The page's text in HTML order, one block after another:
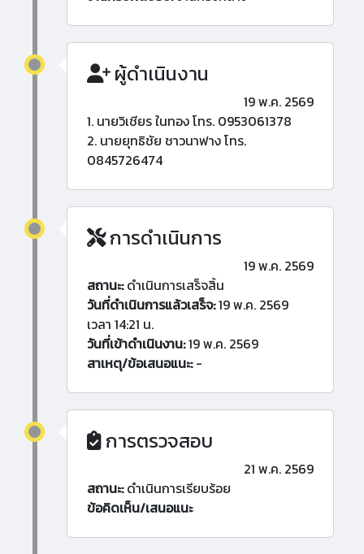
ผู้ดำเนินงาน
19 พ.ค. 2569
1. นายวิเชียร ในทอง โทร. 0953061378
2. นายยุทธิชัย ชาวนาฟาง โทร.
0845726474
การดำเนินการ
19 พ.ค. 2569
สถานะ:ดำเนินการเสร็จสิ้น
วันที่ดำเนินการแล้วเสร็จ:19 พ.ค. 2569
เวลา 14:21 น.
วันที่เข้าดำเนินงาน:19 พ.ค. 2569
สาเหตุ/ข้อเสนอแนะ:-
การตรวจสอบ
21 พ.ค. 2569
สถานะ:ดำเนินการเรียบร้อย
ข้อคิดเห็น/เสนอแนะ